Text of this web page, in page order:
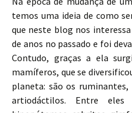
temos uma ideia de como
que neste blog nos
de anos no passado e foi
Contudo, graças a ela
mamíferos, que se
planeta: são os
artiodáctilos. Entre